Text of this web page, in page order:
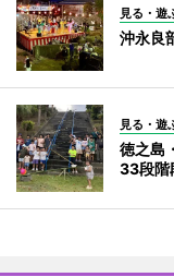
見る・遊
沖永良
見る・遊
徳之島
33段階